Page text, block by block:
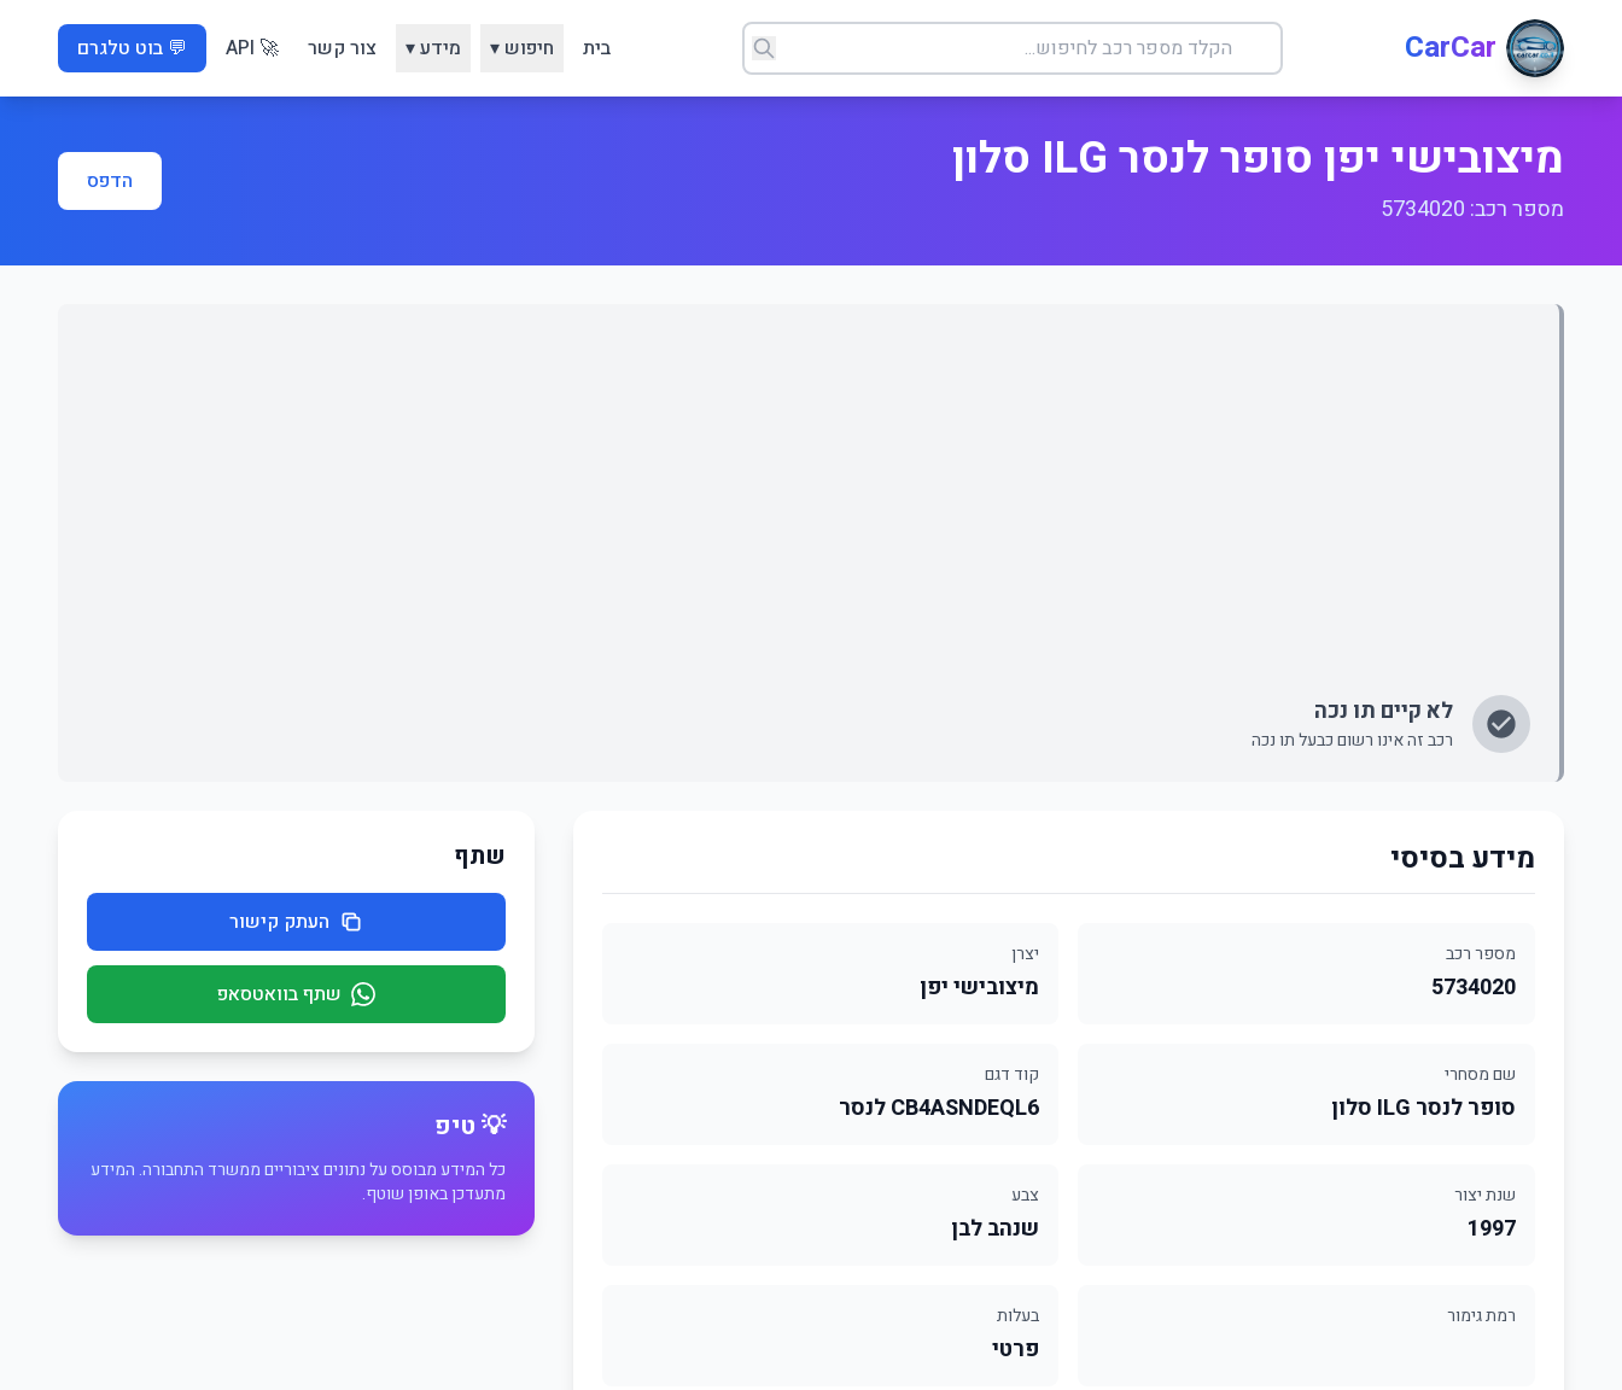
CarCar בית חיפוש ▾ מידע ▾ צור קשר 🚀 API 💬 בוט טלגרם
מיצובישי יפן סופר לנסר ILG סלון
מספר רכב: 5734020
הדפס
לא קיים תו נכה
רכב זה אינו רשום כבעל תו נכה
מידע בסיסי
מספר רכב
5734020
יצרן
מיצובישי יפן
שם מסחרי
סופר לנסר ILG סלון
קוד דגם
CB4ASNDEQL6 לנסר
שנת יצור
1997
צבע
שנהב לבן
רמת גימור בעלות
פרטי
שתף
העתק קישור
שתף בוואטסאפ
💡 טיפ
כל המידע מבוסס על נתונים ציבוריים ממשרד התחבורה. המידע
מתעדכן באופן שוטף.